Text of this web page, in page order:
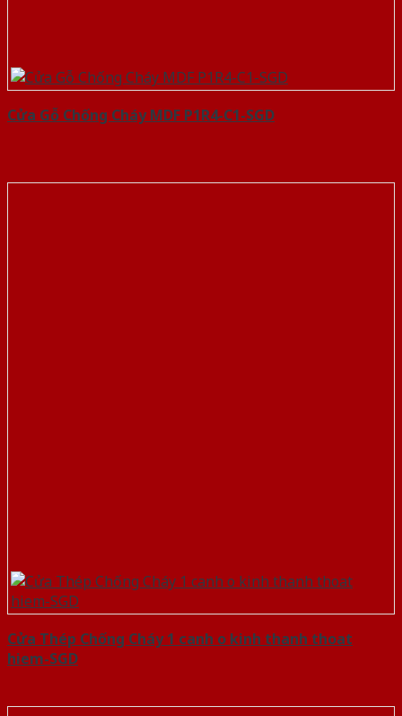
Cửa Gỗ Chống Cháy MDF P1R4-C1-SGD
Cửa Thép Chống Cháy 1 canh o kinh thanh thoat
hiem-SGD